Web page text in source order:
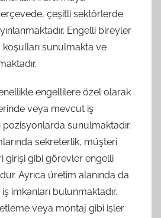
çeşitli sektörlerde
Engelli bireyler
koşulları sunulmakta ve
engellilere özel olarak
veya mevcut iş
sunulmaktadır.
sekreterlik, müşteri
girişi gibi görevler engelli
Ayrıca üretim alanında da
imkanları bulunmaktadır.
veya montaj gibi işler